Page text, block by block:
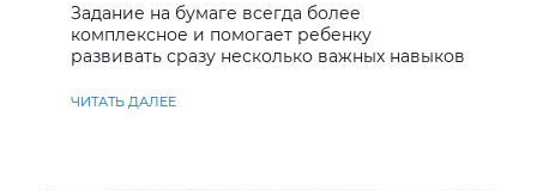
Задание на бумаге всегда более
комплексное и помогает ребенку
развивать сразу несколько важных навыков
ЧИТАТЬ ДАЛЕЕ